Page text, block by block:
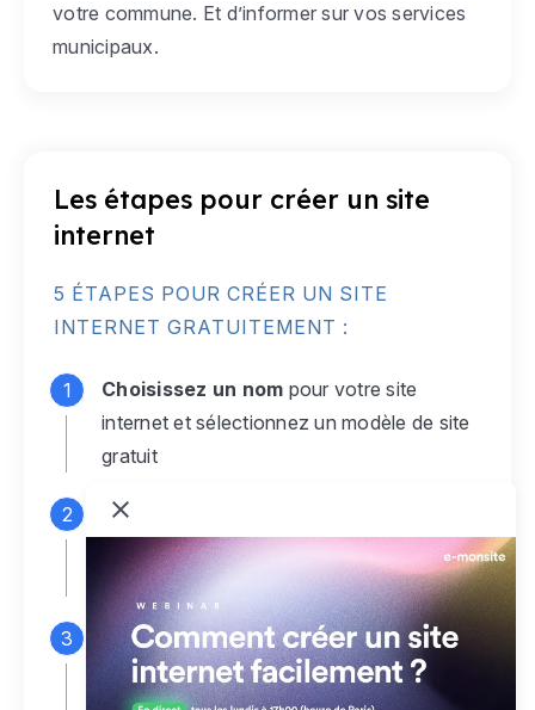
votre commune. Et d’informer sur vos services
municipaux.
Les étapes pour créer un site
internet
5 ÉTAPES POUR CRÉER UN SITE
INTERNET GRATUITEMENT :
Choisissez un nom pour votre site
internet et sélectionnez un modèle de site
gratuit
Connectez-vous
monsite gratuit pour accéder à votre
espace d'administration
Personnalisez entièrement le
designpour créer un site web sur-mesure,
à votre image